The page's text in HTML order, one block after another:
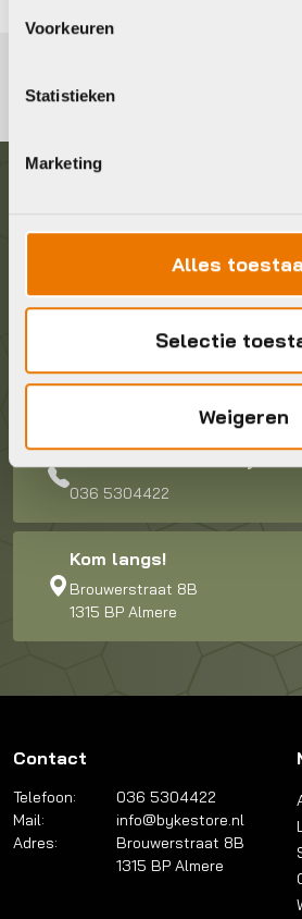
Voorkeuren
Statistieken
Marketing
Alles
Selectie
Weigeren
Wij staan voor je klaar! Neem contact
onderstaande gegevens.
036 5304422
Kom langs!
Brouwerstraat 8B
1315 BP Almere
Contact
Telefoon:
036 5304422
Mail:
info@bykestore.nl
Adres:
Brouwerstraat 8B
1315 BP Almere